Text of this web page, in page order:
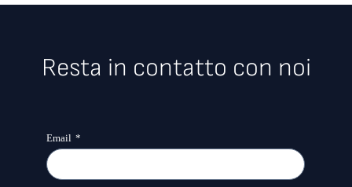
Resta in contatto con noi